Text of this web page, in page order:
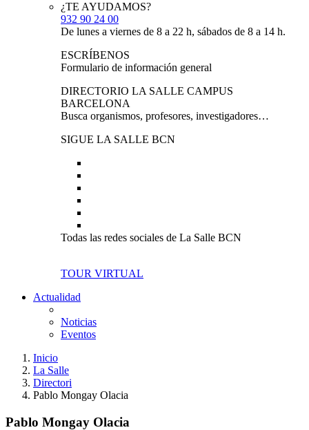
¿TE AYUDAMOS?
932 90 24 00
De lunes a viernes de 8 a 22 h, sábados de 8 a 14 h.
ESCRÍBENOS
Formulario de información general
DIRECTORIO LA SALLE CAMPUS
BARCELONA
Busca organismos, profesores, investigadores…
SIGUE LA SALLE BCN
Todas las redes sociales de La Salle BCN
TOUR VIRTUAL
Actualidad
Noticias
Eventos
Inicio
La Salle
Directori
Pablo Mongay Olacia
Pablo Mongay Olacia